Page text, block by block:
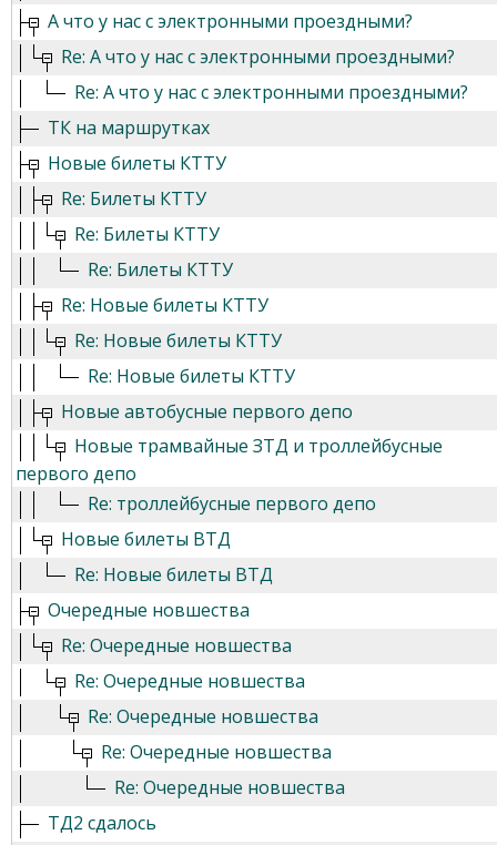
А что у нас с электронными проездными?
Re: А что у нас с электронными проездными?
Re: А что у нас с электронными проездными?
ТК на маршрутках
Новые билеты КТТУ
Re: Билеты КТТУ
Re: Билеты КТТУ
Re: Билеты КТТУ
Re: Новые билеты КТТУ
Re: Новые билеты КТТУ
Re: Новые билеты КТТУ
Новые автобусные первого депо
Новые трамвайные ЗТД и троллейбусные
первого депо
Re: троллейбусные первого депо
Новые билеты ВТД
Re: Новые билеты ВТД
Очередные новшества
Re: Очередные новшества
Re: Очередные новшества
Re: Очередные новшества
Re: Очередные новшества
Re: Очередные новшества
ТД2 сдалось